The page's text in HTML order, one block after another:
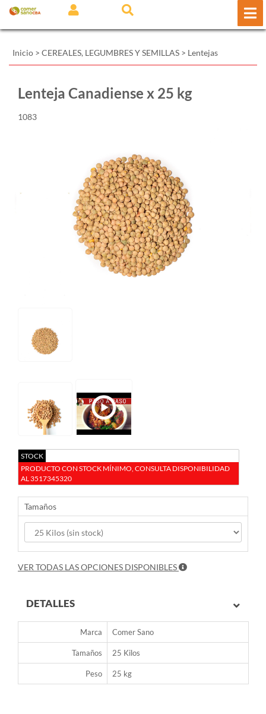
Inicio > CEREALES, LEGUMBRES Y SEMILLAS > Lentejas
Lenteja Canadiense x 25 kg
1083
STOCK
PRODUCTO CON STOCK MÍNIMO, CONSULTA DISPONIBILIDAD
AL 3517345320
Tamaños
VER TODAS LAS OPCIONES DISPONIBLES
DETALLES
Marca Comer Sano
Tamaños 25 Kilos
Peso 25 kg